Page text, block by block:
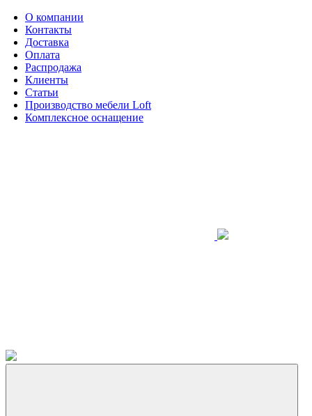
О компании
Контакты
Доставка
Оплата
Распродажа
Клиенты
Статьи
Производство мебели Loft
Комплексное оснащение